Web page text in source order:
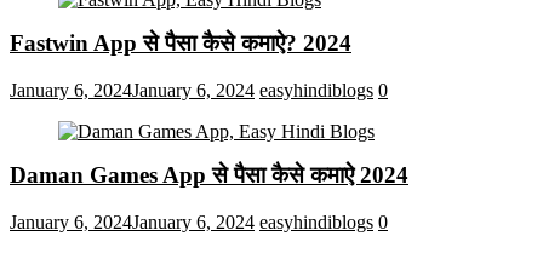
Fastwin App से पैसा कैसे कमाऐ? 2024
January 6, 2024January 6, 2024 easyhindiblogs 0
Daman Games App से पैसा कैसे कमाऐ 2024
January 6, 2024January 6, 2024 easyhindiblogs 0